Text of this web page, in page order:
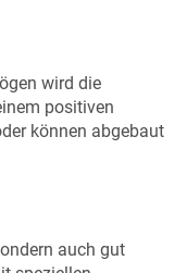
wird die
positiven
können abgebaut
auch gut